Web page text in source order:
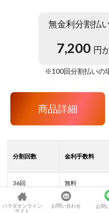
無金利分割払
7,200 円
※100回分割払いの
商品詳細
ハラダオンライン
サイト
お問い合わせ お問